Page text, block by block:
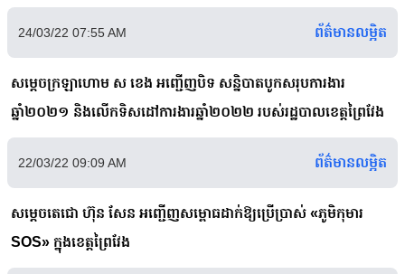
24/03/22 07:55 AM ព័ត៌មានលម្អិត
សម្ដេចក្រឡាហោម ស ខេង អញ្ជើញបិទ សន្និបាតបូកសរុបការងារ
ឆ្នាំ២០២១ និងលើកទិសដៅការងារឆ្នាំ២០២២ របស់រដ្ឋបាលខេត្តព្រៃវែង
22/03/22 09:09 AM ព័ត៌មានលម្អិត
សម្តេចតេជោ ហ៊ុន សែន អញ្ជើញសម្ពោធដាក់ឱ្យប្រើប្រាស់ «ភូមិកុមារ
SOS» ក្នុងខេត្តព្រៃវែង